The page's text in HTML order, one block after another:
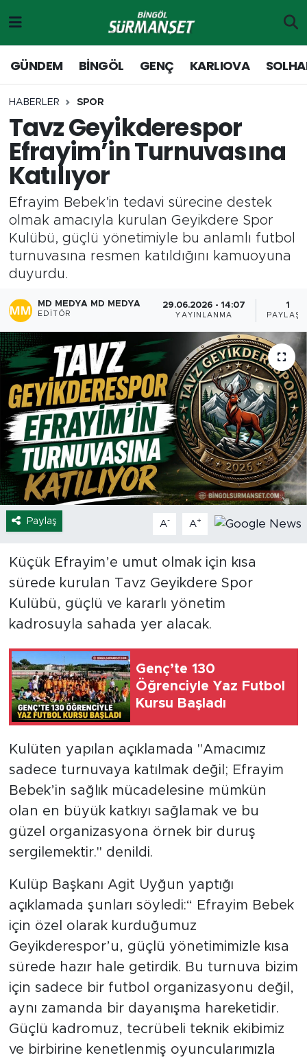
GÜNDEM BİNGÖL GENÇ KARLIOVA
HABERLER SPOR
Tavz Geyikderespor
Efrayim’in Turnuvasına
Katılıyor
Efrayim Bebek’in tedavi sürecine destek
olmak amacıyla kurulan Geyikdere Spor
Kulübü, güçlü yönetimiyle bu anlamlı futbol
turnuvasına resmen katıldığını kamuoyuna
duyurdu.
MD MEDYA MD MEDYA
EDITÖR
29.06.2026 - 14:07
YAYINLANMA
1
Paylaş A- A+
Küçük Efrayim’e umut olmak için kısa
sürede kurulan Tavz Geyikdere Spor
Kulübü, güçlü ve kararlı yönetim
kadrosuyla sahada yer alacak.
Genç’te 130
Öğrenciyle Yaz Futbol
Kursu Başladı
Kulüten yapılan açıklamada "Amacımız
sadece turnuvaya katılmak değil; Efrayim
Bebek’in sağlık mücadelesine mümkün
olan en büyük katkıyı sağlamak ve bu
güzel organizasyona örnek bir duruş
sergilemektir." denildi.
Kulüp Başkanı Agit Uyğun yaptığı
açıklamada şunları söyledi:“ Efrayim Bebek
için özel olarak kurduğumuz
Geyikderespor’u, güçlü yönetimimizle kısa
sürede hazır hale getirdik. Bu turnuva bizim
için sadece bir futbol organizasyonu değil,
aynı zamanda bir dayanışma hareketidir.
Güçlü kadromuz, tecrübeli teknik ekibimiz
ve birbirine kenetlenmiş oyuncularımızla
Genç
Solhan
Karlıova
Adaklı-Kiğı
Yayladere-Yedisu
MD Prestij Dergisi
Spor
Yaşam
Sağlık
Eğitim
Ekonomi
Hava Durumu
Bingöl Kaza Haberleri
Merkez Hava Durumu
Merkez Trafik Yoğunluk Haritası
Süper Lig Puan Durumu ve Fikstür
Tüm Manşetler
Son Dakika Haberleri
Haber Arşivi